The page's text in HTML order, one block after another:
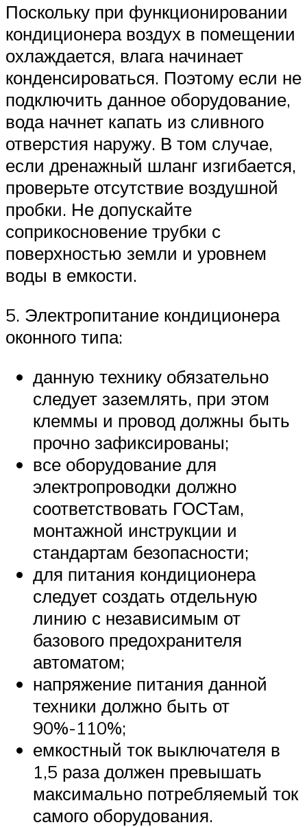
Поскольку при функционировании
кондиционера воздух в помещении
охлаждается, влага начинает
конденсироваться. Поэтому если не
подключить данное оборудование,
вода начнет капать из сливного
отверстия наружу. В том случае,
если дренажный шланг изгибается,
проверьте отсутствие воздушной
пробки. Не допускайте
соприкосновение трубки с
поверхностью земли и уровнем
воды в емкости.
5. Электропитание кондиционера
оконного типа:
данную технику обязательно
следует заземлять, при этом
клеммы и провод должны быть
прочно зафиксированы;
все оборудование для
электропроводки должно
соответствовать ГОСТам,
монтажной инструкции и
стандартам безопасности;
для питания кондиционера
следует создать отдельную
линию с независимым от
базового предохранителя
автоматом;
напряжение питания данной
техники должно быть от
90%-110%;
емкостный ток выключателя в
1,5 раза должен превышать
максимально потребляемый ток
самого оборудования.